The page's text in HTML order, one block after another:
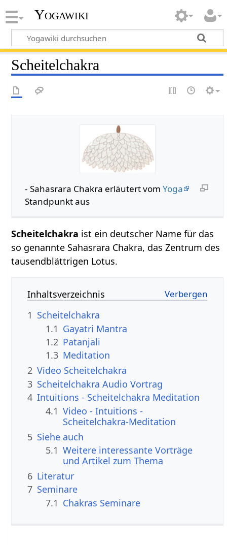
Yogawiki
Scheitelchakra
- Sahasrara Chakra erläutert vom Yoga
Standpunkt aus
Scheitelchakra ist ein deutscher Name für das
so genannte Sahasrara Chakra, das Zentrum des
tausendblättrigen Lotus.
Inhaltsverzeichnis
1 Scheitelchakra
1.1 Gayatri Mantra
1.2 Patanjali
1.3 Meditation
2 Video Scheitelchakra
3 Scheitelchakra Audio Vortrag
4 Intuitions - Scheitelchakra Meditation
4.1 Video - Intuitions -
Scheitelchakra-Meditation
5 Siehe auch
5.1 Weitere interessante Vorträge
und Artikel zum Thema
6 Literatur
7 Seminare
7.1 Chakras Seminare